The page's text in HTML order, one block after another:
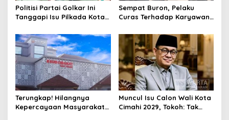
Politisi Partai Golkar Ini
Tanggapi Isu Pilkada Kota
Sempat Buron, Pelaku
Curas Terhadap Karyawan
Ditangkap Polisi
Terungkap! Hilangnya
Kepercayaan Masyarakat
Muncul Isu Calon Wali Kota
Cimahi 2029, Tokoh: Tak